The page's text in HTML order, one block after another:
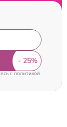
c политикой